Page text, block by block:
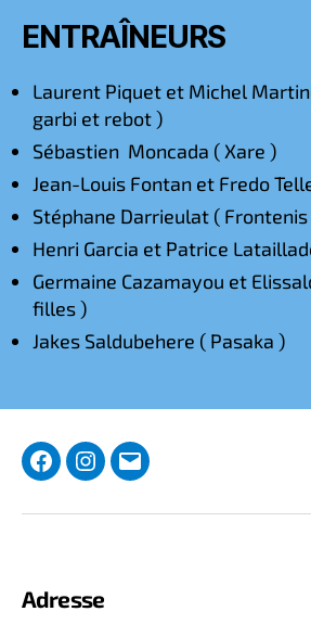
ENTRAÎNEURS
Laurent Piquet et Michel
garbi et rebot )
Sébastien Moncada ( Xare )
Jean-Louis Fontan et Fredo
Stéphane Darrieulat ( Frontenis
Henri Garcia et Patrice
Germaine Cazamayou et
filles )
Jakes Saldubehere ( Pasaka )
FacebookInstagram
Courriel
Adresse